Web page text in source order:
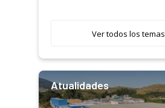
Ver todos los temas
Atualidades